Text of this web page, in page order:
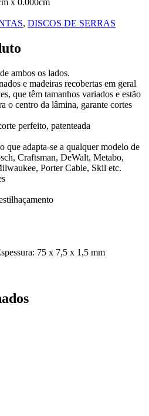
, DISCOS DE SERRAS
ambos os lados.
e madeiras recobertas em geral
que têm tamanhos variados e estão
o centro da lâmina, garante cortes
perfeito, patenteada
adapta-se a qualquer modelo de
Craftsman, DeWalt, Metabo,
Porter Cable, Skil etc.
75 x 7,5 x 1,5 mm